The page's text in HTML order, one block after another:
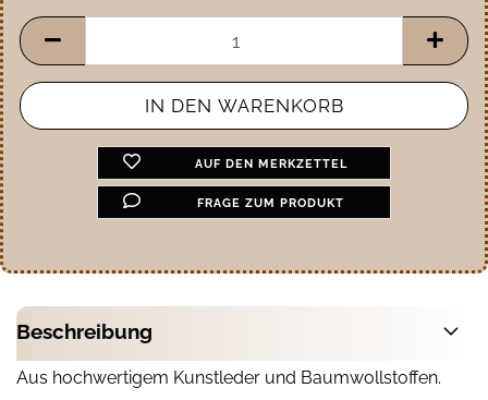
AUF DEN MERKZETTEL
FRAGE ZUM PRODUKT
Beschreibung
Aus hochwertigem Kunstleder und Baumwollstoffen.